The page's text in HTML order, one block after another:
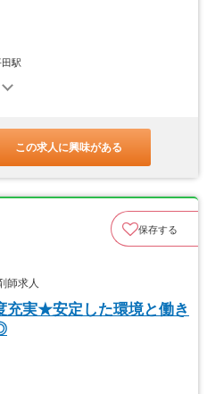
駅
この求人に興味がある
保存する
師求人
充実★安定した環境と働き